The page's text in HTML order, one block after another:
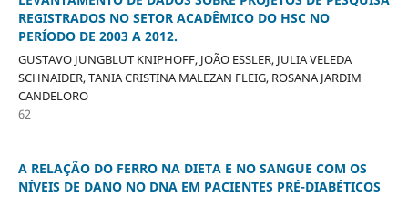
REGISTRADOS NO SETOR ACADÊMICO DO HSC NO
PERÍODO DE 2003 A 2012.
GUSTAVO JUNGBLUT KNIPHOFF, JOÃO ESSLER, JULIA VELEDA
SCHNAIDER, TANIA CRISTINA MALEZAN FLEIG, ROSANA JARDIM
CANDELORO
62
A RELAÇÃO DO FERRO NA DIETA E NO SANGUE COM OS
NÍVEIS DE DANO NO DNA EM PACIENTES PRÉ-DIABÉTICOS